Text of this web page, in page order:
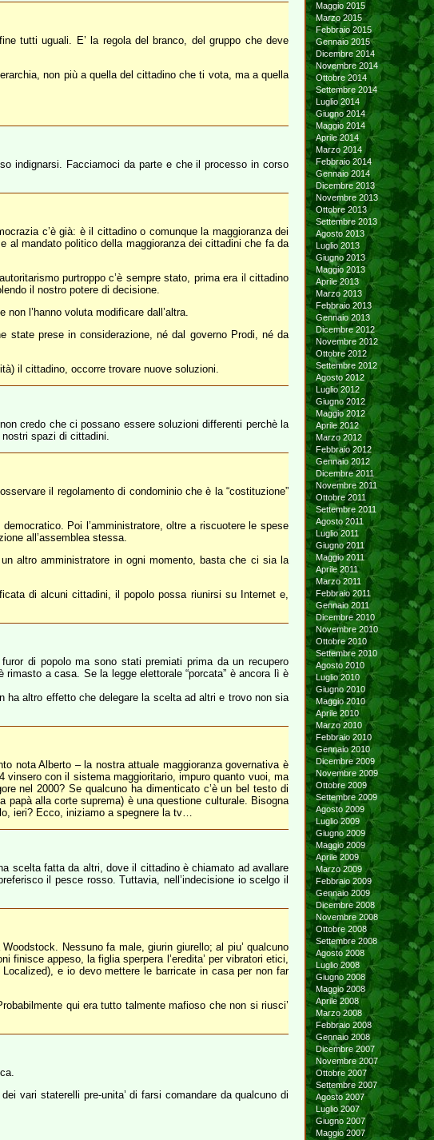
tutti uguali. E’ la regola del branco, del gruppo che deve
non più a quella del cittadino che ti vota, ma a quella
indignarsi. Facciamoci da parte e che il processo in corso
c’è già: è il cittadino o comunque la maggioranza dei
al mandato politico della maggioranza dei cittadini che fa da
purtroppo c’è sempre stato, prima era il cittadino
il nostro potere di decisione.
l’hanno voluta modificare dall’altra.
state prese in considerazione, né dal governo Prodi, né da
il cittadino, occorre trovare nuove soluzioni.
credo che ci possano essere soluzioni differenti perchè la
spazi di cittadini.
il regolamento di condominio che è la “costituzione”
Poi l’amministratore, oltre a riscuotere le spese
all’assemblea stessa.
altro amministratore in ogni momento, basta che ci sia la
di alcuni cittadini, il popolo possa riunirsi su Internet e,
di popolo ma sono stati premiati prima da un recupero
a casa. Se la legge elettorale “porcata” è ancora lì è
ha altro effetto che delegare la scelta ad altri e trovo non sia
nota Alberto – la nostra attuale maggioranza governativa è
con il sistema maggioritario, impuro quanto vuoi, ma
nel 2000? Se qualcuno ha dimenticato c’è un bel testo di
alla corte suprema) è una questione culturale. Bisogna
ieri? Ecco, iniziamo a spegnere la tv…
scelta fatta da altri, dove il cittadino è chiamato ad avallare
il pesce rosso. Tuttavia, nell’indecisione io scelgo il
Nessuno fa male, giurin giurello; al piu’ qualcuno
appeso, la figlia sperpera l’eredita’ per vibratori etici,
e io devo mettere le barricate in casa per non far
qui era tutto talmente mafioso che non si riusci’
vari staterelli pre-unita’ di farsi comandare da qualcuno di
Maggio 2015
Marzo 2015
Febbraio 2015
Gennaio 2015
Dicembre 2014
Novembre 2014
Ottobre 2014
Settembre 2014
Luglio 2014
Giugno 2014
Maggio 2014
Aprile 2014
Marzo 2014
Febbraio 2014
Gennaio 2014
Dicembre 2013
Novembre 2013
Ottobre 2013
Settembre 2013
Agosto 2013
Luglio 2013
Giugno 2013
Maggio 2013
Aprile 2013
Marzo 2013
Febbraio 2013
Gennaio 2013
Dicembre 2012
Novembre 2012
Ottobre 2012
Settembre 2012
Agosto 2012
Luglio 2012
Giugno 2012
Maggio 2012
Aprile 2012
Marzo 2012
Febbraio 2012
Gennaio 2012
Dicembre 2011
Novembre 2011
Ottobre 2011
Settembre 2011
Agosto 2011
Luglio 2011
Giugno 2011
Maggio 2011
Aprile 2011
Marzo 2011
Febbraio 2011
Gennaio 2011
Dicembre 2010
Novembre 2010
Ottobre 2010
Settembre 2010
Agosto 2010
Luglio 2010
Giugno 2010
Maggio 2010
Aprile 2010
Marzo 2010
Febbraio 2010
Gennaio 2010
Dicembre 2009
Novembre 2009
Ottobre 2009
Settembre 2009
Agosto 2009
Luglio 2009
Giugno 2009
Maggio 2009
Aprile 2009
Marzo 2009
Febbraio 2009
Gennaio 2009
Dicembre 2008
Novembre 2008
Ottobre 2008
Settembre 2008
Agosto 2008
Luglio 2008
Giugno 2008
Maggio 2008
Aprile 2008
Marzo 2008
Febbraio 2008
Gennaio 2008
Dicembre 2007
Novembre 2007
Ottobre 2007
Settembre 2007
Agosto 2007
Luglio 2007
Giugno 2007
Maggio 2007